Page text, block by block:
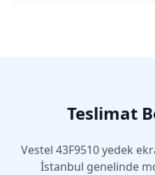
Teslimat
Vestel 43F9510yedek
İstanbul genelinde